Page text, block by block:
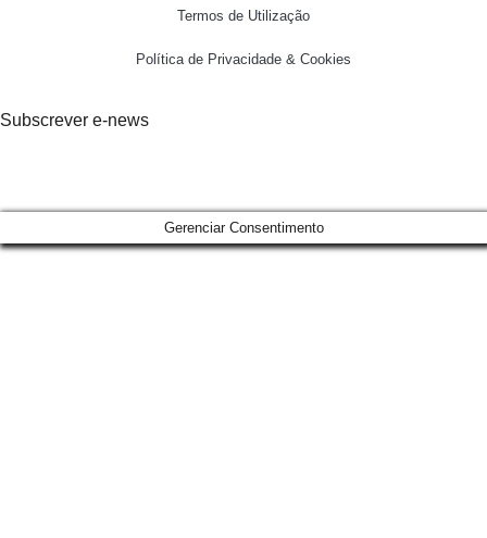
Termos de Utilização
Política de Privacidade & Cookies
Subscrever e-news
Gerenciar Consentimento